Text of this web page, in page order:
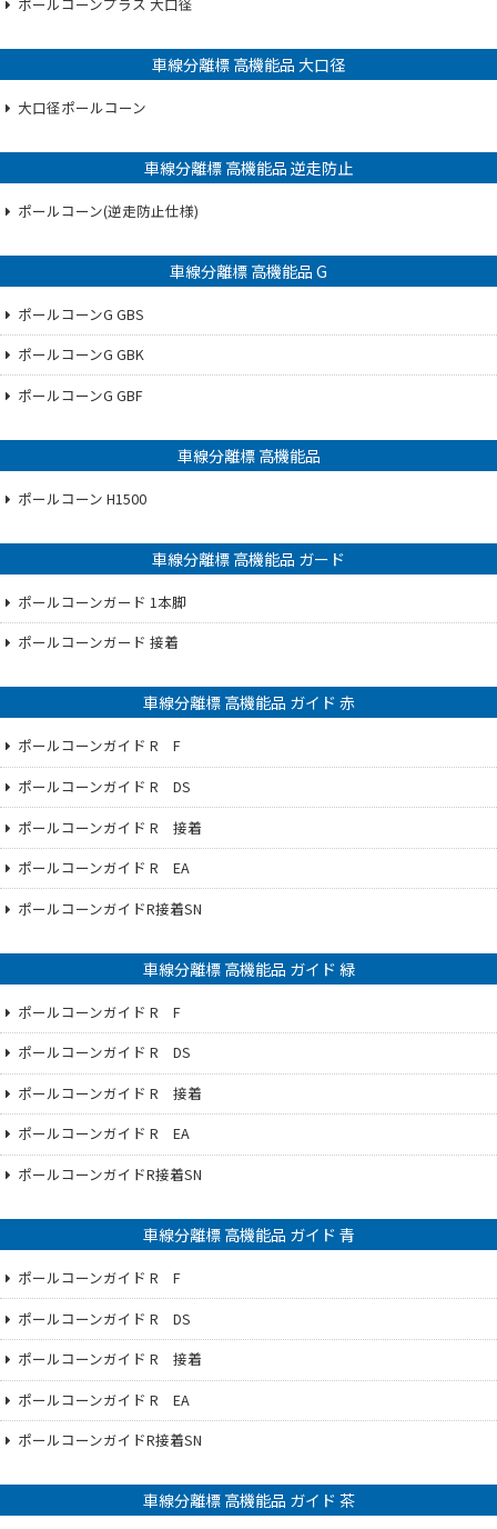
車線分離標 高機能品 大口径
大口径ポールコーン
車線分離標 高機能品 逆走防止
ポールコーン(逆走防止仕様)
車線分離標 高機能品 G
ポールコーンG GBS
ポールコーンG GBK
ポールコーンG GBF
車線分離標 高機能品
ポールコーン H1500
車線分離標 高機能品 ガード
ポールコーンガード 1本脚
ポールコーンガード 接着
車線分離標 高機能品 ガイド 赤
ポールコーンガイド R F
ポールコーンガイド R DS
ポールコーンガイド R 接着
ポールコーンガイド R EA
ポールコーンガイドR接着SN
車線分離標 高機能品 ガイド 緑
ポールコーンガイド R F
ポールコーンガイド R DS
ポールコーンガイド R 接着
ポールコーンガイド R EA
ポールコーンガイドR接着SN
車線分離標 高機能品 ガイド 青
ポールコーンガイド R F
ポールコーンガイド R DS
ポールコーンガイド R 接着
ポールコーンガイド R EA
ポールコーンガイドR接着SN
車線分離標 高機能品 ガイド 茶